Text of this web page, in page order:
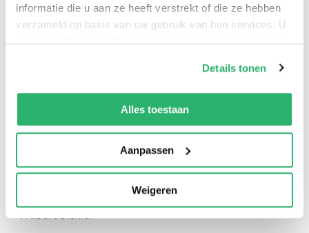
informatie die u aan ze heeft verstrekt of die ze hebben
verzameld op basis van uw gebruik van hun services. U
kunt op ieder moment uw cookievoorkeuren aanpassen
We werken samen met13 derdendie uw gegevens
kunnen ontvangen en verwerken.
Details tonen
Alles toestaan
Aanpassen
Weigeren
0|0
:Albert Sickler